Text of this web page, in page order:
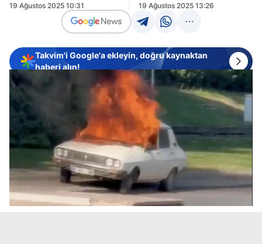
19 Ağustos 2025 10:31
19 Ağustos 2025 13:26
Takvim'i Google'a ekleyin, doğru kaynaktan
haberi alın!